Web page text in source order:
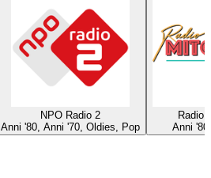
NPO Radio 2
Anni '80, Anni '70, Oldies, Pop
Radio
Anni